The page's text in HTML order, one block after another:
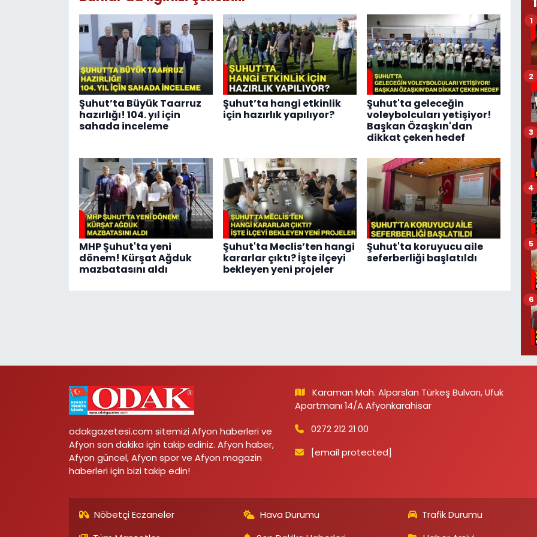
Şuhut’ta Büyük Taarruz
hazırlığı! 104. yıl için
sahada inceleme
Şuhut’ta hangi etkinlik
için hazırlık yapılıyor?
Şuhut'ta geleceğin
voleybolcuları yetişiyor!
Başkan Özaşkın'dan
dikkat çeken hedef
MHP Şuhut'ta yeni
dönem! Kürşat Ağduk
mazbatasını aldı
Şuhut'ta Meclis’ten hangi
kararlar çıktı? İşte ilçeyi
bekleyen yeni projeler
Şuhut'ta koruyucu aile
seferberliği başlatıldı
1
2
3
4
5
6
odakgazetesi.com sitemizi Afyon haberleri ve
Afyon son dakika için takip ediniz. Afyon haber,
Afyon güncel, Afyon spor ve Afyon magazin
haberleri için bizi takip edin!
Karaman Mah. Alparslan Türkeş Bulvarı, Ufuk
Apartmanı 14/A Afyonkarahisar
0272 212 21 00
[email protected]
Nöbetçi Eczaneler Hava Durumu Trafik Durumu